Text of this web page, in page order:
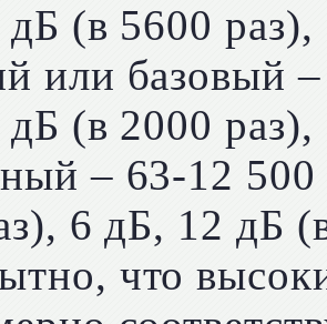
(в 5600
или базовый
(в 2000
– 63-12
6 дБ, 12 дБ
что